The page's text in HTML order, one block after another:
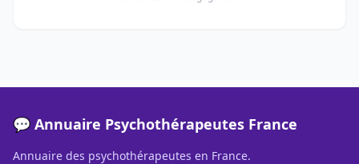
💬 Annuaire Psychothérapeutes France
Annuaire des psychothérapeutes en France.